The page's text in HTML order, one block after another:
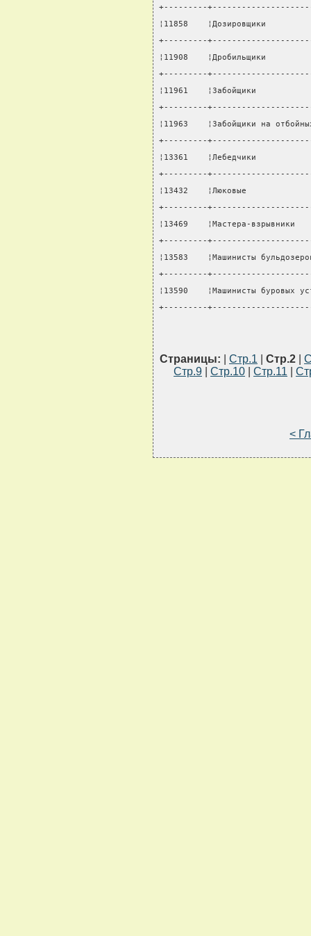
+---------
¦11858
+---------
¦11908
+---------
¦11961    ¦Забойщики
+---------
¦11963    ¦Забойщики на
+---------
¦13361    ¦Лебедчики
+---------
¦13432    ¦Люковые
+---------
¦13469    ¦Мастера-
+---------
¦13583    ¦Машинисты
+---------
¦13590    ¦Машинисты
+---------
Страницы: Стр.1 Стр.2
Стр.9
Стр.10 Стр.11
<